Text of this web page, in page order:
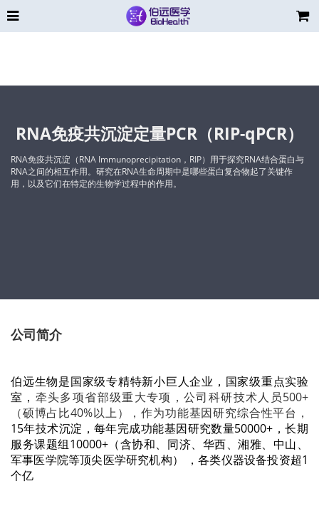
RNA免疫共沉淀定量PCR（RIP-qPCR）
RNA免疫共沉淀（RNA Immunoprecipitation，RIP）用于探究RNA结合蛋白与
RNA之间的相互作用。研究在RNA生命周期中是哪些蛋白复合物起了关键作
用，以及它们在特定的生物学过程中的作用。
公司简介
伯远生物是国家级专精特新小巨人企业， 国家级重点实验
室， 牵头多项省部级重大专项，公司科研技术人员500+
（硕博占比40%以上），作为功能基因研究综合性平台，
15年技术沉淀，每年完成功能基因研究数量50000+，长期
服务课题组10000+（含协和、同济、华西、湘雅、中山、
军事医学院等顶尖医学研究机构）
，各类仪器设备投资超1
个亿